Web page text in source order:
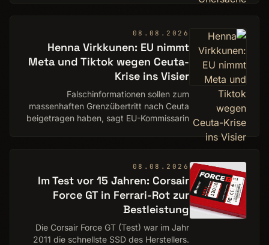
08.08.2026
Henna Virkkunen: EU nimmt
Meta und Tiktok wegen Ceuta-
Krise ins Visier
Falschinformationen sollen zum
massenhaften Grenzübertritt nach Ceuta
beigetragen haben, sagt EU-Kommissarin
08.08.2026
Im Test vor 15 Jahren: Corsair
Force GT in Ferrari-Rot zur
Bestleistung
Die Corsair Force GT (Test) war im Jahr
2011 die schnellste SSD des Herstellers.